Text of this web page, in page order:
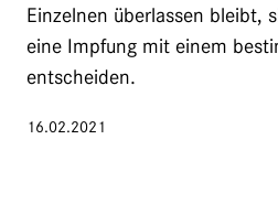
Einzelnen überlassen bleibt,
eine Impfung mit einem
entscheiden.
16.02.2021